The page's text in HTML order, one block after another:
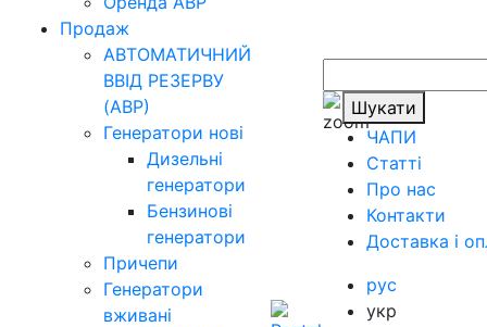
Продаж
АВТОМАТИЧНИЙ
ВВІД РЕЗЕРВУ
(АВР)
Генератори нові
Дизельні
генератори
Бензинові
генератори
Причепи
Генератори
вживані
Шукати
ЧАПИ
Статті
Про нас
Контакти
Доставка і
рус
укр